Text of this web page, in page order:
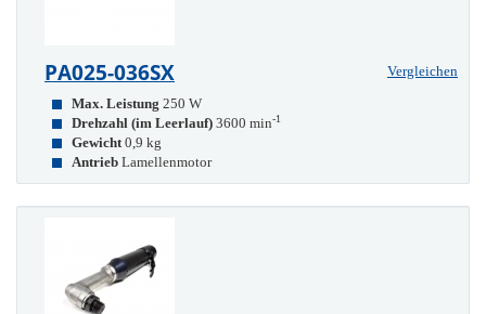
PA025-036SX
Vergleichen
Max. Leistung 250 W
Drehzahl (im Leerlauf) 3600 min-1
Gewicht 0,9 kg
Antrieb Lamellenmotor